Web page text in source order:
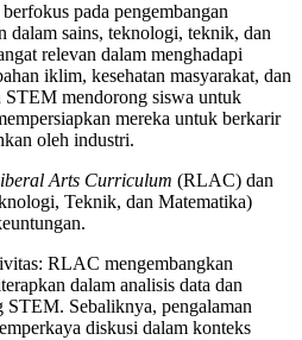
pada pengembangan
dalam sains, teknologi, teknik, dan
relevan dalam menghadapi
iklim, kesehatan masyarakat, dan
mendorong siswa untuk
mereka untuk berkarir
oleh industri.
Arts Curriculum (RLAC) dan
Teknik, dan Matematika)
RLAC mengembangkan
dalam analisis data dan
STEM. Sebaliknya, pengalaman
diskusi dalam konteks